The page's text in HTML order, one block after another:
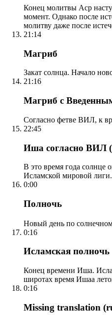
Конец молитвы Аср
момент. Однако после
молитву даже после
21:14
Магриб
Закат солнца. Начало
21:16
Магриб с
Согласно фетве ВИЛ, к
22:45
Иша согласно ВИЛ
В это время года солнце
Исламской мировой лиги.
0:00
Полночь
0:16
Исламская полночь
Конец времени Иша.
широтах время Ишаа
0:16
Missing translation